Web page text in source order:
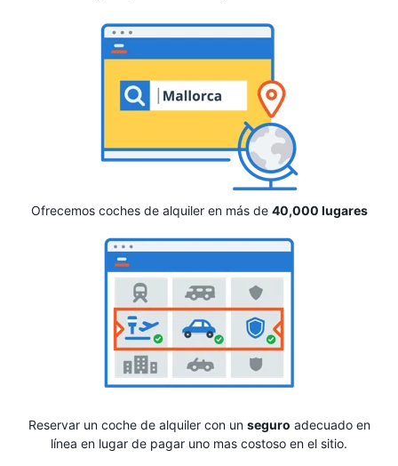
Ofrecemos coches de alquiler en más de 40,000 lugares
Reservar un coche de alquiler con un seguro adecuado en
línea en lugar de pagar uno mas costoso en el sitio.